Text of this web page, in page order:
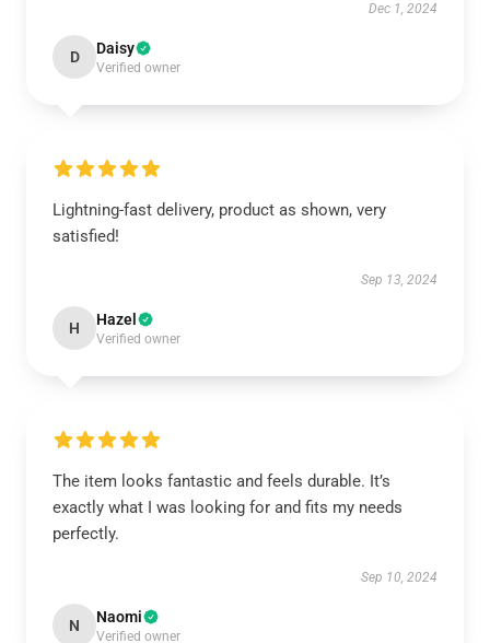
Dec 1, 2024
D Daisy
Verified owner
Lightning-fast delivery, product as shown, very
satisfied!
Sep 13, 2024
H Hazel
Verified owner
The item looks fantastic and feels durable. It’s
exactly what I was looking for and fits my needs
perfectly.
Sep 10, 2024
N Naomi
Verified owner